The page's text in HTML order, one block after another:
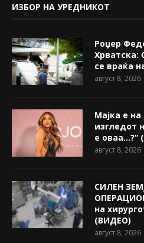
ИЗБОР НА УРЕДНИКОТ
Роџер
Хрватска:
се враќа
август 8, 2026
Мајка е
изгледот
е оваа…?“
август 8, 2026
СИЛЕН
на
(ВИДЕО)
август 8, 2026